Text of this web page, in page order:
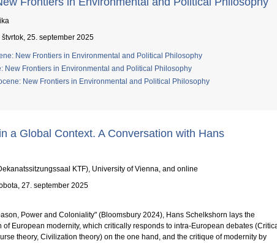
štvrtok, 25. september 2025
New Frontiers in Environmental and Political Philosophy
New Frontiers in Environmental and Political Philosophy
New Frontiers in Environmental and Political Philosophy
in Environmental and Political Philosophy
a Global Context. A Conversation with Hans
KTF), University of Vienna, and online
27. september 2025
Power and Coloniality" (Bloomsbury 2024), Hans Schelkshorn lays the
European modernity, which critically responds to intra-European debates
theory, Civilization theory) on the one hand, and the critique of modernity by